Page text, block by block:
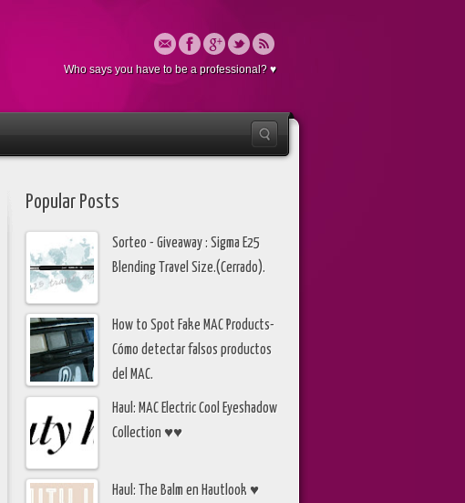
Who says you have to be a professional? ♥
Popular Posts
Sorteo - Giveaway : Sigma E25
Blending Travel Size.(Cerrado).
How to Spot Fake MAC Products-
Cómo detectar falsos productos
del MAC.
Haul: MAC Electric Cool Eyeshadow
Collection ♥♥
Haul: The Balm en Hautlook ♥